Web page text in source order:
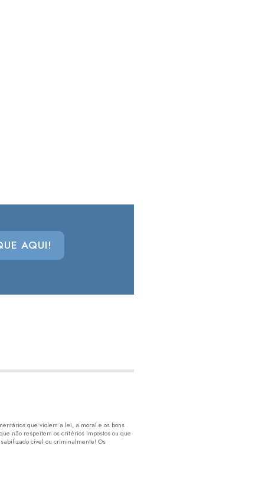
AQUI!
que violem a lei, a moral e os bons
não respeitem os critérios impostos ou que
cível ou criminalmente! Os